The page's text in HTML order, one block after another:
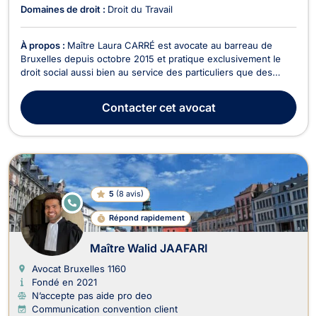
Domaines de droit : Droit du Travail
À propos : Maître Laura CARRÉ est avocate au barreau de
Bruxelles depuis octobre 2015 et pratique exclusivement le
droit social aussi bien au service des particuliers que des
vous éclairer sur toute question relative au droit travail et
intervient à tout stade de la relation ...
Contactercet avocat
5 (8 avis)
Répond rapidement
E
N
LI
G
N
E
Maître Walid JAAFARI
Avocat Bruxelles 1160
Fondé en 2021
N’accepte pas aide pro deo
Communication convention client